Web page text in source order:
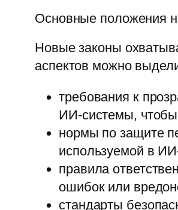
Основные положения
Новые законы
аспектов можно
требования к
ИИ-системы, чтобы
нормы по защите
используемой в
правила
ошибок или
стандарты